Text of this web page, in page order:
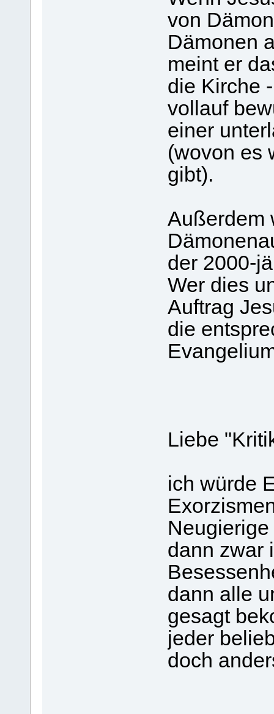
von
Dämonen
meint er
die Kirche
vollauf
einer
(wovon es
gibt).
Außerdem
der 2000-
Wer dies
Auftrag
die
Liebe
ich würde
dann zwar
dann alle
gesagt
jeder
doch